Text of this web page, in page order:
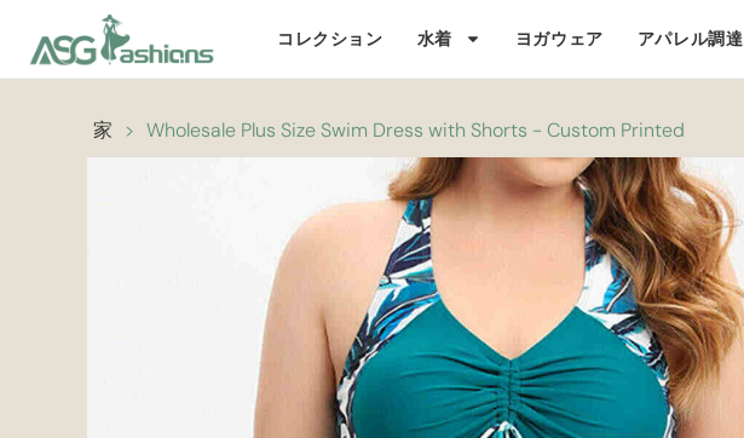
コレクション 水着 ヨガウェア アパレル調達
家 > Wholesale Plus Size Swim Dress with Shorts - Custom Printed